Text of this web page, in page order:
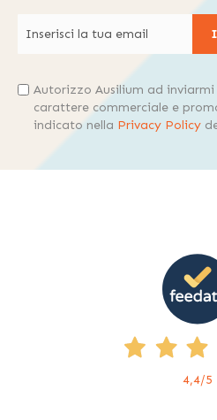
Autorizzo Ausilium ad
carattere commerciale e
indicato nella Privacy Policy
4,4/5